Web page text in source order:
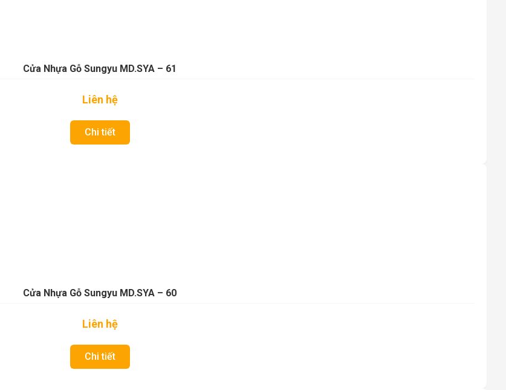
Cửa Nhựa Gỗ Sungyu MD.SYA – 61
Liên hệ
Chi tiết
Cửa Nhựa Gỗ Sungyu MD.SYA – 60
Liên hệ
Chi tiết